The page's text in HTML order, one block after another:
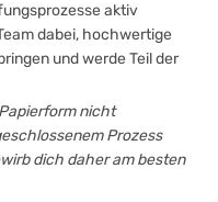
aktiv
dabei, hochwertige
und werde Teil der
nicht
Prozess
dich daher am besten